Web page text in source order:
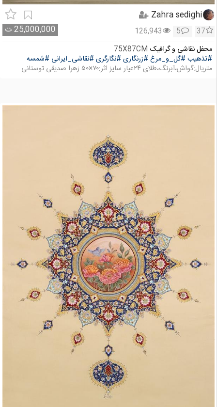
Zahra sedighi
25,000,000ت 37
5
126,943
محفل نقاشی و گرافیک 75X87CM
#تذهیب #گل_و_مرغ #زرنگاری #نگارگری #نقاشی_ایرانی #شمسه
متریال:گواش،آبرنگ،طلای ۲۴عیار سایز اثر:۷۰×۵۰ زهرا صدیقی توستانی